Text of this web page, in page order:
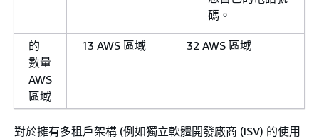
碼。
的
數量
AWS
區域
13 AWS 區域 32 AWS 區域
對於擁有多租戶架構 (例如獨立軟體開發廠商 (ISV) 的使用